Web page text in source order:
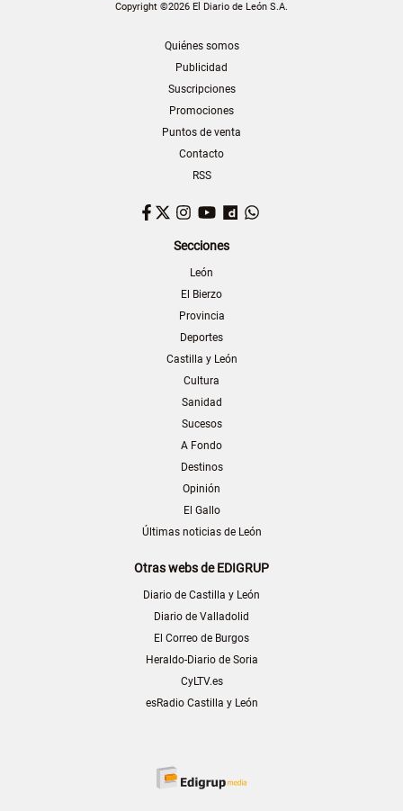
Copyright ©2026 El Diario de León S.A.
Quiénes somos
Publicidad
Suscripciones
Promociones
Puntos de venta
Contacto
RSS
Facebook
TwitterInstagram
YouTubeDailymotion
Secciones
León
El Bierzo
Provincia
Deportes
Castilla y León
Cultura
Sanidad
Sucesos
A Fondo
Destinos
Opinión
El Gallo
Últimas noticias de León
Otras webs de EDIGRUP
Diario de Castilla y León
Diario de Valladolid
El Correo de Burgos
Heraldo-Diario de Soria
CyLTV.es
esRadio Castilla y León